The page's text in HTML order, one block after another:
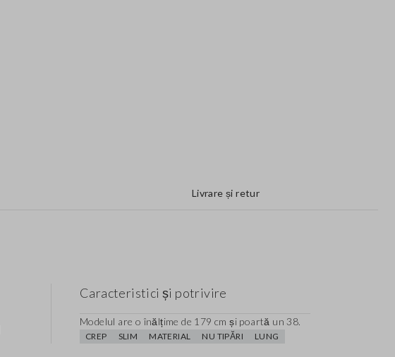
Livrare și retur
Caracteristici și potrivire
Modelul are o înălțime de 179 cm și poartă un 38.
CREP SLIM MATERIAL NU TIPĂRI LUNG